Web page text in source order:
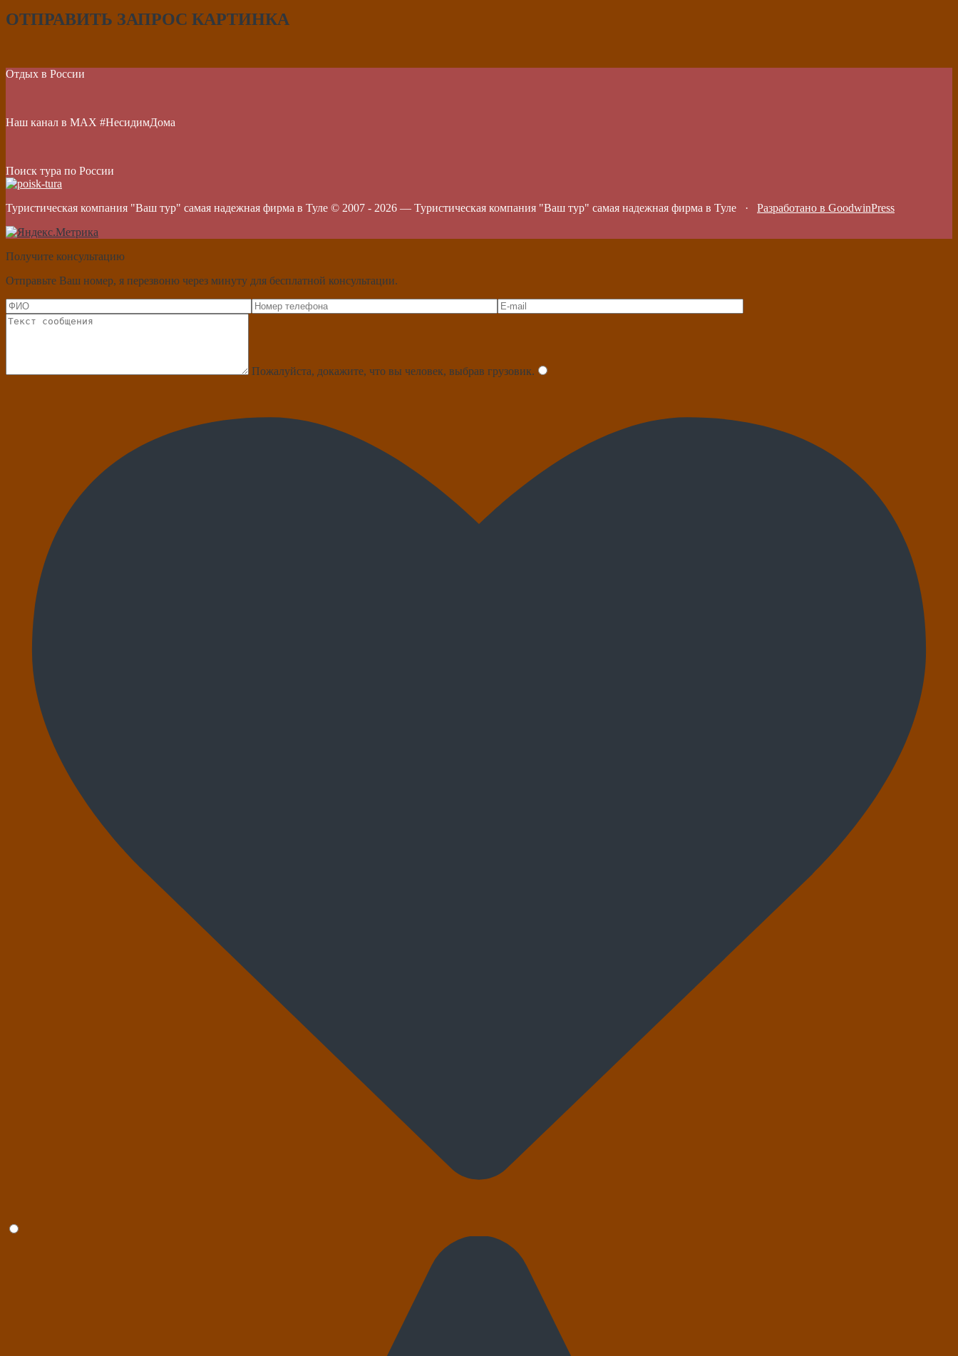
ОТПРАВИТЬ ЗАПРОС КАРТИНКА
Отдых в России
Наш канал в МАХ #НесидимДома
Поиск тура по России
Туристическая компания "Ваш тур" самая надежная фирма в Туле © 2007 - 2026 — Туристическая компания "Ваш тур" самая надежная фирма в Туле · Разработано в GoodwinPress
Получите консультацию
Отправьте Ваш номер, я перезвоню через минуту для бесплатной консультации.
Пожалуйста, докажите, что вы человек, выбрав грузовик.